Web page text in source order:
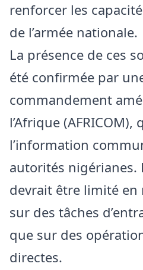
renforcer les
de l’armée nationale.
La présence de ces
été confirmée par
commandement
l’Afrique (AFRICOM),
l’information
autorités nigérianes.
devrait être limité
sur des tâches
que sur des
directes.